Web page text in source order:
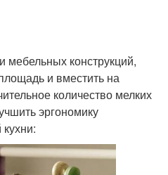
конструкций,
и вместить на
количество мелких
эргономику